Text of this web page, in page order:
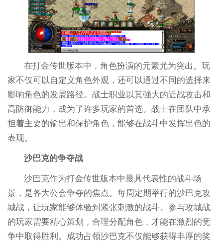
在打金传世版本中，角色扮演的元素尤为突出。玩
家不仅可以自定义角色外观，还可以通过不同的选择来
影响角色的发展路径。战士职业以其强大的近战攻击和
高防御能力，成为了许多玩家的首选。战士在团队中承
担着主要的输出和保护角色，能够在战斗中发挥出色的
表现。
沙巴克的争夺战
沙巴克作为打金传世版本中最具代表性的战斗场
景，是各大公会争夺的焦点。每周定期举行的沙巴克攻
城战，让玩家能够体验到紧张刺激的战斗。参与攻城战
的玩家需要精心策划，合理分配角色，才能在激烈的竞
争中取得胜利。成功占领沙巴克不仅能够获得丰厚的奖